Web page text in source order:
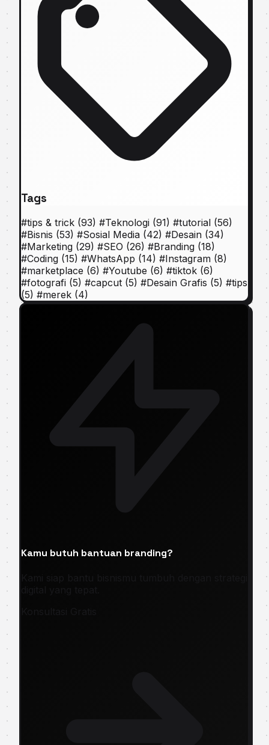
Tags
#tips & trick (93) #Teknologi (91) #tutorial (56)
#Bisnis (53) #Sosial Media (42) #Desain (34)
#Marketing (29) #SEO (26) #Branding (18)
#Coding (15) #WhatsApp (14) #Instagram (8)
#marketplace (6) #Youtube (6) #tiktok (6)
#fotografi (5) #capcut (5) #Desain Grafis (5) #tips
(5) #merek (4)
Kamu butuh bantuan branding?